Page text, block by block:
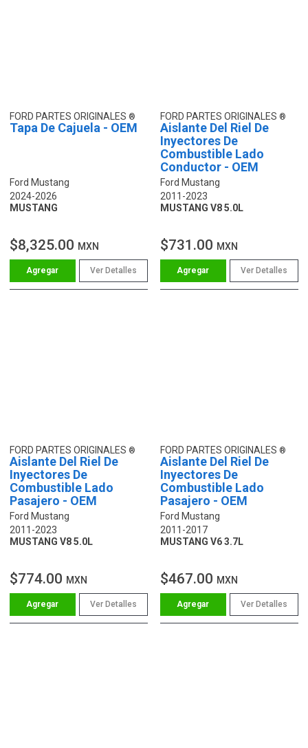
FORD PARTES ORIGINALES
Tapa De Cajuela - OEM
Ford Mustang
2024-2026
MUSTANG
$8,325.00 MXN
Ver Detalles
FORD PARTES ORIGINALES
Aislante Del Riel De
Inyectores De
Combustible Lado
Conductor - OEM
Ford Mustang
2011-2023
MUSTANG V8 5.0L
$731.00 MXN
Ver Detalles
FORD PARTES ORIGINALES
Aislante Del Riel De
Inyectores De
Combustible Lado
Pasajero - OEM
Ford Mustang
2011-2023
MUSTANG V8 5.0L
$774.00 MXN
Ver Detalles
FORD PARTES ORIGINALES
Aislante Del Riel De
Inyectores De
Combustible Lado
Pasajero - OEM
Ford Mustang
2011-2017
MUSTANG V6 3.7L
$467.00 MXN
Ver Detalles